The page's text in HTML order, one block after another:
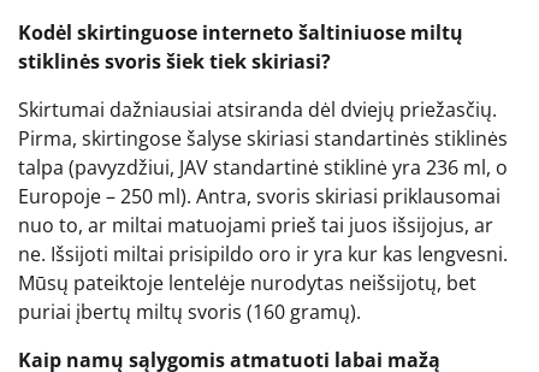
Kodėl skirtinguose interneto šaltiniuose miltų
stiklinės svoris šiek tiek skiriasi?
Skirtumai dažniausiai atsiranda dėl dviejų priežasčių.
Pirma, skirtingose šalyse skiriasi standartinės stiklinės
talpa (pavyzdžiui, JAV standartinė stiklinė yra 236 ml, o
Europoje – 250 ml). Antra, svoris skiriasi priklausomai
nuo to, ar miltai matuojami prieš tai juos išsijojus, ar
ne. Išsijoti miltai prisipildo oro ir yra kur kas lengvesni.
Mūsų pateiktoje lentelėje nurodytas neišsijotų, bet
puriai įbertų miltų svoris (160 gramų).
Kaip namų sąlygomis atmatuoti labai mažą